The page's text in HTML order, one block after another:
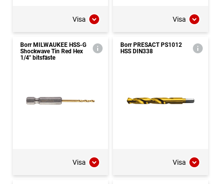
Visa Visa
Borr MILWAUKEE HSS-G
Shockwave Tin Red Hex
1/4" bitsfäste
Visa
Borr PRESACT PS1012
HSS DIN338
Visa